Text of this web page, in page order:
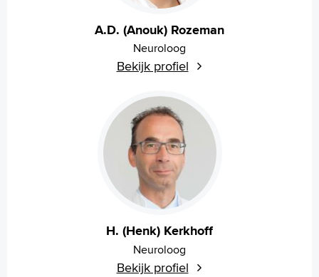
A.D. (Anouk) Rozeman
Neuroloog
Bekijk profiel
H. (Henk) Kerkhoff
Neuroloog
Bekijk profiel